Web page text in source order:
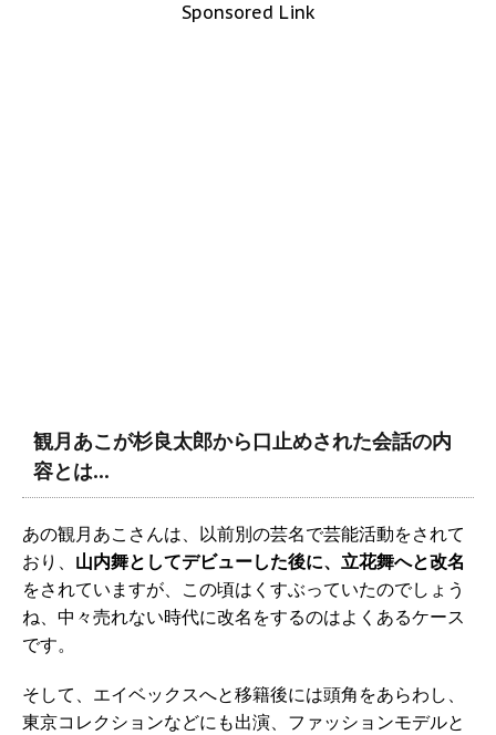
Sponsored Link
観月あこが杉良太郎から口止めされた会話の内
容とは…
あの観月あこさんは、以前別の芸名で芸能活動をされて
おり、 山内舞としてデビューした後に、立花舞へと改名
をされていますが、この頃はくすぶっていたのでしょう
ね、中々売れない時代に改名をするのはよくあるケース
です。
そして、エイベックスへと移籍後には頭角をあらわし、
東京コレクションなどにも出演、ファッションモデルと